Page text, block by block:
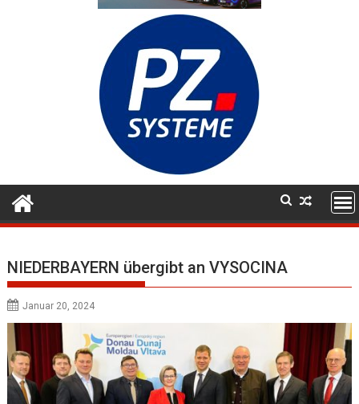
NIEDERBAYERN übergibt an VYSOCINA
Januar 20, 2024